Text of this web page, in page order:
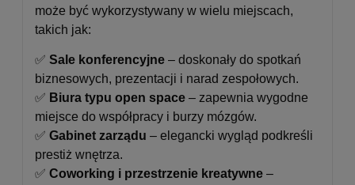
może być wykorzystywany w wielu miejscach,
takich jak:
✅ Sale konferencyjne – doskonały do spotkań
biznesowych, prezentacji i narad zespołowych.
✅ Biura typu open space – zapewnia wygodne
miejsce do współpracy i burzy mózgów.
✅ Gabinet zarządu – elegancki wygląd podkreśli
prestiż wnętrza.
✅ Coworking i przestrzenie kreatywne –